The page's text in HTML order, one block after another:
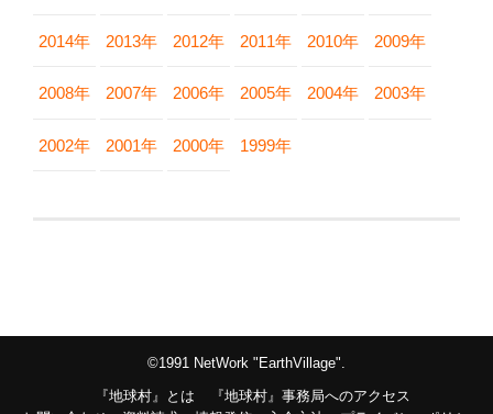
2014年 2013年 2012年 2011年 2010年 2009年
2008年 2007年 2006年 2005年 2004年 2003年
2002年 2001年 2000年 1999年
©1991 NetWork "EarthVillage".
『地球村』とは
『地球村』事務局へのアクセス